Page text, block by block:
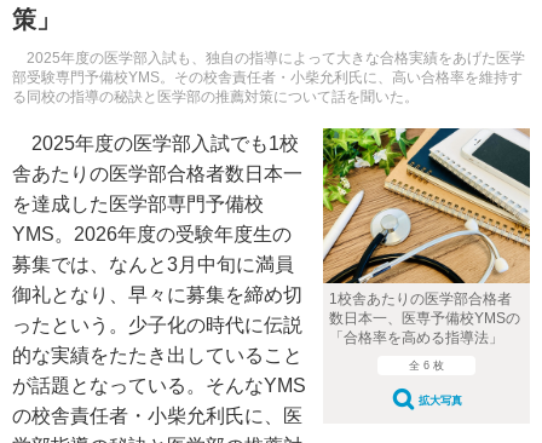
策」
2025年度の医学部入試も、独自の指導によって大きな合格実績をあげた医学
部受験専門予備校YMS。その校舎責任者・小柴允利氏に、高い合格率を維持す
る同校の指導の秘訣と医学部の推薦対策について話を聞いた。
1校舎あたりの医学部合格者
数日本一、医専予備校YMSの
「合格率を高める指導法」
全 6 枚
拡大写真
2025年度の医学部入試でも1校
舎あたりの医学部合格者数日本一
を達成した医学部専門予備校
YMS。2026年度の受験年度生の
募集では、なんと3月中旬に満員
御礼となり、早々に募集を締め切
ったという。少子化の時代に伝説
的な実績をたたき出していること
が話題となっている。そんなYMS
の校舎責任者・小柴允利氏に、医